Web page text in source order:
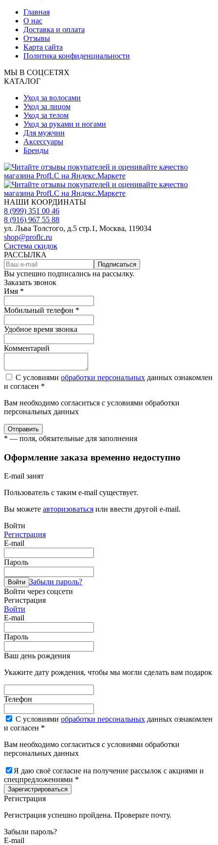
Главная
О нас
Доставка и оплата
Отзывы
Карта сайта
Политика конфиденциальности
МЫ В СОЦСЕТЯХ
КАТАЛОГ
Уход за волосами
Уход за лицом
Уход за телом
Уход за руками и ногами
Для мужчин
Аксессуары
Бренды
НАШИ КООРДИНАТЫ
8 (999) 351 00 46
8 (916) 967 55 88
ул. Льва Толстого, д.5 стр.1, Москва, 119034
shop@proflc.ru
Система скидок
РАССЫЛКА
Подписаться
Вы успешно подписались на рассылку.
Заказать звонок
Имя *
Мобильный телефон *
Удобное время звонка
Комментарий
С условиями обработки персональных данных ознакомлен
и согласен *
Вам необходимо согласиться с условиями обработки
персональных данных
Отправить
* — поля, обязательные для заполнения
Оформление заказа временно недоступно
E-mail занят
Пользователь с таким e-mail существует.
Вы можете авторизоваться или ввести другой e-mail.
Войти
Регистрация
E-mail
Пароль
Войти Забыли пароль?
Войти через соцсети
Регистрация
Войти
E-mail
Пароль
Ваш день рождения
Укажите дату рождения, чтобы мы могли сделать вам подарок
Телефон
С условиями обработки персональных данных ознакомлен
и согласен *
Вам необходимо согласиться с условиями обработки
персональных данных
Я даю своё согласие на получение рассылок с акциями и
спецпредложениями *
Зарегистрироваться
Регистрация
Регистрация успешно пройдена. Проверьте почту.
Забыли пароль?
E-mail